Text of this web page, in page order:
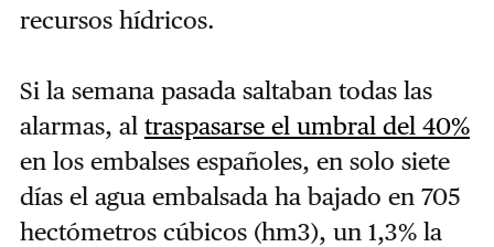
recursos hídricos.
Si la semana pasada saltaban todas las
alarmas, al traspasarse el umbral del 40%
en los embalses españoles, en solo siete
días el agua embalsada ha bajado en 705
hectómetros cúbicos (hm3), un 1,3% la